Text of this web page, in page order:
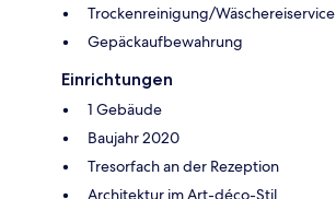
Trockenreinigung/Wäschereiservice
Gepäckaufbewahrung
Einrichtungen
1 Gebäude
Baujahr 2020
Tresorfach an der Rezeption
Architektur im Art-déco-Stil